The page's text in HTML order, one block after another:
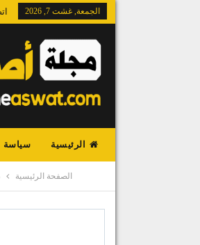
الجمعة, غشت 7, 2026
الرئيسية سياسة
الصفحة الرئيسية